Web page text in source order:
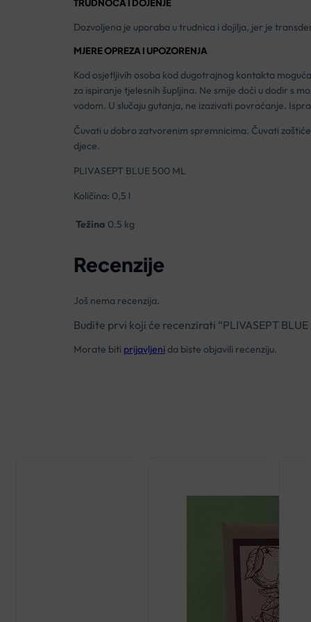
TRUDNOĆA I DOJENJE
Dozvoljena je uporaba u trudnica i dojilja, jer je
MJERE OPREZA I UPOZORENJA
Kod osjetljivih osoba kod dugotrajnog kontakta
za ispiranje tjelesnih šupljina. Ne smije doći u dodir s
vodom. U slučaju gutanja, ne izazivati povraćanje.
Čuvati u dobro zatvorenim spremnicima. Čuvati
djece.
PLIVASEPT BLUE 500 ML
Količina: 0,5 l
Težina 0.5 kg
Recenzije
Još nema recenzija.
Budite prvi koji će recenzirati “PLIVASEPT
Morate biti prijavljeni da biste objavili recenziju.